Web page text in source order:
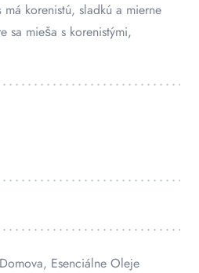
má korenistú, sladkú a mierne
sa mieša s korenistými,
, Esenciálne Oleje